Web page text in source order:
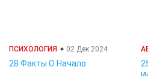
ПСИХОЛОГИЯ 02 Дек 2024
28 Факты О Начало